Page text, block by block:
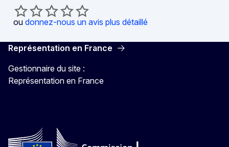
ou donnez-nous un avis plus détaillé
Représentation en France
Gestionnaire du site :
Représentation en France